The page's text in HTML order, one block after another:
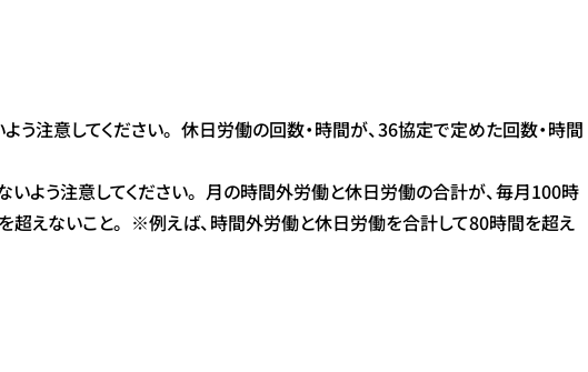
う注意してください。 休日労働の回数・時間が、36協定で定めた回数・時間
よう注意してください。 月の時間外労働と休日労働の合計が、毎月100時
超えないこと。 ※例えば、時間外労働と休日労働を合計して80時間を超え